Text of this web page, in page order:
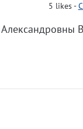
5 likes-